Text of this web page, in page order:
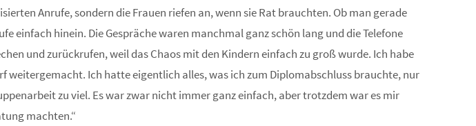
Anrufe, sondern die Frauen riefen an, wenn sie Rat brauchten. Ob man gerade
einfach hinein. Die Gespräche waren manchmal ganz schön lang und die Telefone
und zurückrufen, weil das Chaos mit den Kindern einfach zu groß wurde. Ich habe
weitergemacht. Ich hatte eigentlich alles, was ich zum Diplomabschluss brauchte, nur
zu viel. Es war zwar nicht immer ganz einfach, aber trotzdem war es mir
machten.“